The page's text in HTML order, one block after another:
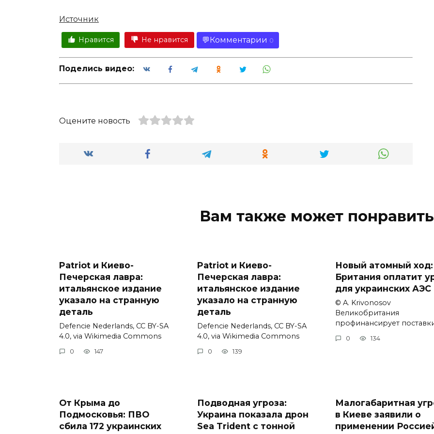
Источник
Нравится Не нравится Комментарии 0
Поделись видео:
Оцените новость
Вам также может
Patriot и Киево-
Печерская лавра:
итальянское издание
указало на странную
деталь
Defencie Nederlands, CC BY-SA
4.0, via Wikimedia Commons
0 147
Patriot и Киево-
Печерская лавра:
итальянское издание
указало на странную
деталь
Defencie Nederlands, CC BY-SA
4.0, via Wikimedia Commons
0 139
Новый атомный ход:
Британия оплатит
для украинских АЭС
© A. Krivonosov
Великобритания
профинансирует
0 134
От Крыма до
Подмосковья: ПВО
сбила 172 украинских
Подводная угроза:
Украина показала дрон
Sea Trident с тонной
Малогабаритная
в Киеве заявили о
применении